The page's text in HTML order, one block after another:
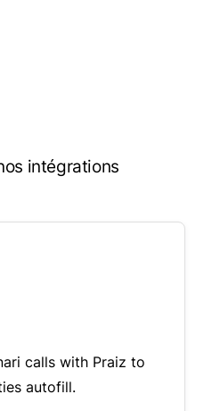
intégrations
calls with Praiz to
autofill.